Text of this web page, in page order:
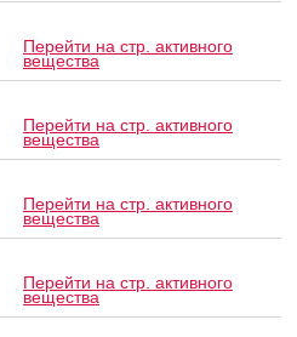
Перейти на стр. активного
вещества
Перейти на стр. активного
вещества
Перейти на стр. активного
вещества
Перейти на стр. активного
вещества